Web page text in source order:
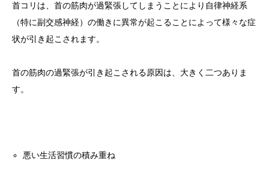
首コリは、首の筋肉が過緊張してしまうことにより自律神経系
（特に副交感神経）の働きに異常が起こることによって様々な症
状が引き起こされます。
首の筋肉の過緊張が引き起こされる原因は、大きく二つありま
す。
悪い生活習慣の積み重ね